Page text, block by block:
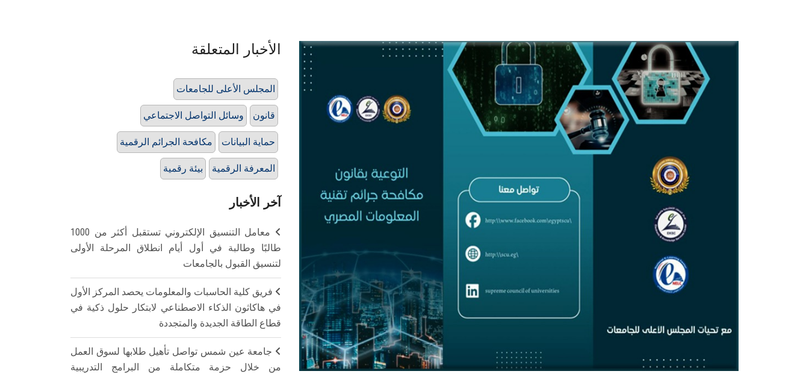
الأخبار المتعلقة
المجلس الأعلى للجامعات
وسائل التواصل الاجتماعي قانون
مكافحة الجرائم الرقمية حماية البيانات
بيئة رقمية المعرفة الرقمية
آخر الأخبار
معامل التنسيق الإلكتروني تستقبل أكثر من 1000
طالبًا وطالبة في أول أيام انطلاق المرحلة الأولى
لتنسيق القبول بالجامعات
فريق كلية الحاسبات والمعلومات يحصد المركز الأول
في هاكاثون الذكاء الاصطناعي لابتكار حلول ذكية في
قطاع الطاقة الجديدة والمتجددة
جامعة عين شمس تواصل تأهيل طلابها لسوق العمل
من خلال حزمة متكاملة من البرامج التدريبية